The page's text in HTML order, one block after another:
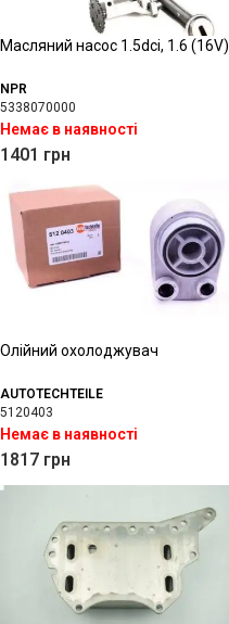
Масляний насос 1.5dci, 1.6 (16V)
NPR
5338070000
Немає в наявності
1401 грн
Олійний охолоджувач
AUTOTECHTEILE
5120403
Немає в наявності
1817 грн